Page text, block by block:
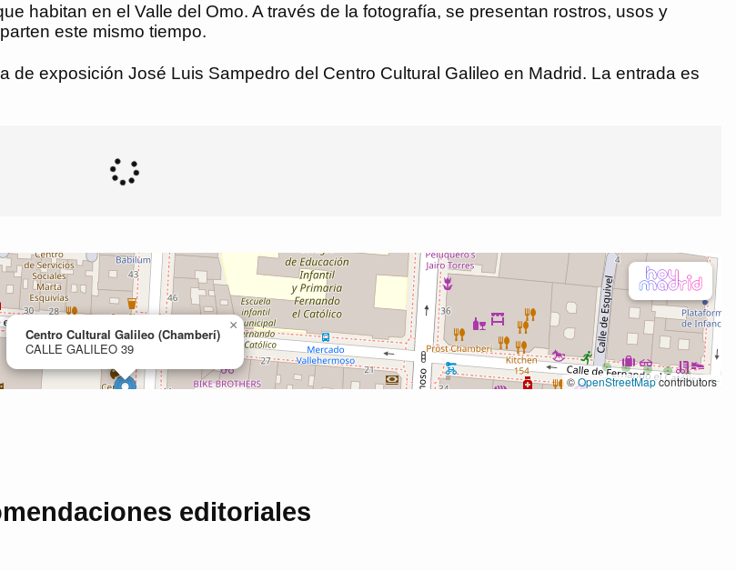
habitan en el Valle del Omo. A través de la fotografía, se presentan rostros, usos y
este mismo tiempo.
de exposición José Luis Sampedro del Centro Cultural Galileo en Madrid. La entrada es
editoriales